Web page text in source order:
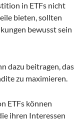
in ETFs nicht
bieten, sollten
bewusst sein
dazu beitragen, das
zu maximieren.
ETFs können
ihren Interessen